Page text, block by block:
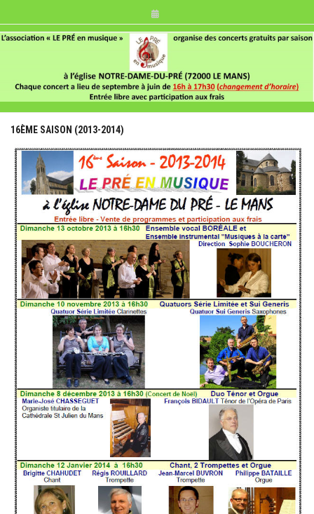
to
content
16ÈME SAISON (2013-2014)